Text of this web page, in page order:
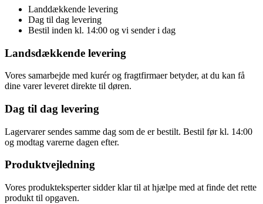
Landdækkende levering
Dag til dag levering
Bestil inden kl. 14:00 og vi sender i dag
Landsdækkende levering
Vores samarbejde med kurér og fragtfirmaer betyder, at du kan få
dine varer leveret direkte til døren.
Dag til dag levering
Lagervarer sendes samme dag som de er bestilt. Bestil før kl. 14:00
og modtag varerne dagen efter.
Produktvejledning
Vores produkteksperter sidder klar til at hjælpe med at finde det rette
produkt til opgaven.